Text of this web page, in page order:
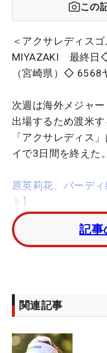
この
＜アクサレディス
MIYAZAKI 最終日
（宮崎県）◇ 6568
次週は海外メジャー
出場するため渡米
「アクサレディス
イで3日間を終えた。
原英莉花、バーデ
ト】
前半は出入りの激
ボギー。「すごく
が目立った。
「全部バーディを獲
記事
関連記事